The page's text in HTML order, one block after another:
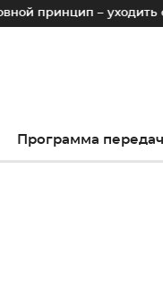
уходить от
Программа передач